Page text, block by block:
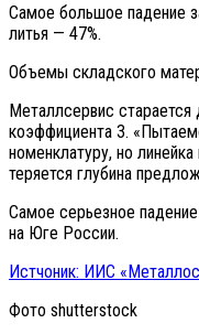
Самое большое падение
литья — 47%.
Объемы складского
Металлсервис
коэффициента 3.
номенклатуру, но
теряется глубина
Самое серьезное
на Юге России.
Истчоник: ИИС
Фото shutterstock